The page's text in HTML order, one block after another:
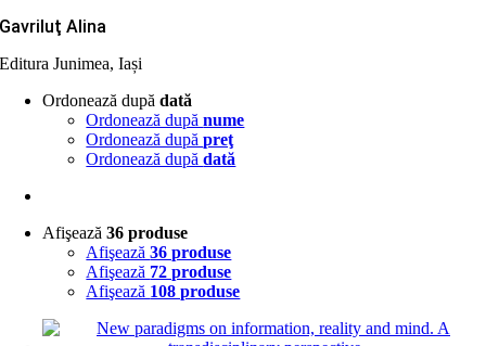
Gavriluţ Alina
Editura Junimea, Iași
Ordonează dupădată
Ordonează dupănume
Ordonează dupăpreţ
Ordonează dupădată
Afişează36 produse
Afişează36 produse
Afişează 72 produse
Afişează 108 produse